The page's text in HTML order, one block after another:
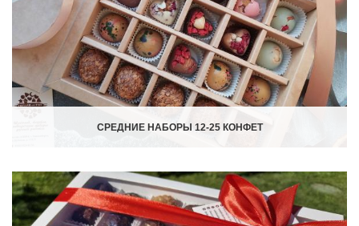
СРЕДНИЕ НАБОРЫ 12-25 КОНФЕТ